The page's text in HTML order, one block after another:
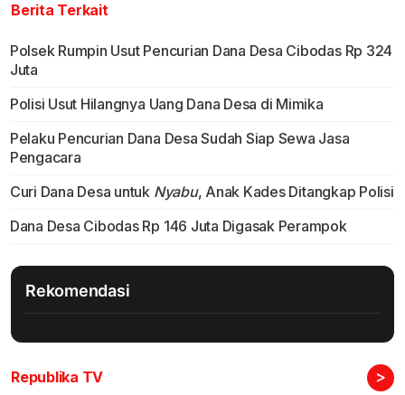
Berita Terkait
Polsek Rumpin Usut Pencurian Dana Desa Cibodas Rp 324
Juta
Polisi Usut Hilangnya Uang Dana Desa di Mimika
Pelaku Pencurian Dana Desa Sudah Siap Sewa Jasa
Pengacara
Curi Dana Desa untuk Nyabu, Anak Kades Ditangkap Polisi
Dana Desa Cibodas Rp 146 Juta Digasak Perampok
Rekomendasi
Republika TV >